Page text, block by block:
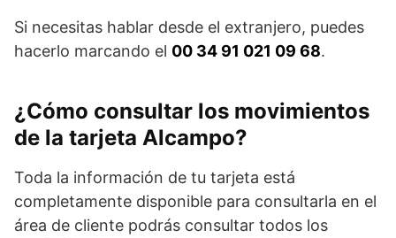
Si necesitas hablar desde el extranjero, puedes
hacerlo marcando el 00 34 91 021 09 68.
¿Cómo consultar los movimientos
de la tarjeta Alcampo?
Toda la información de tu tarjeta está
completamente disponible para consultarla en el
área de cliente podrás consultar todos los